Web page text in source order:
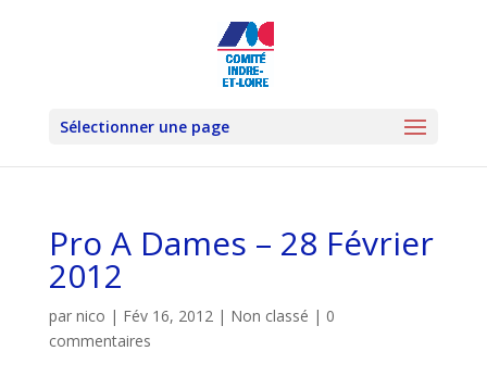
Sélectionner une page
Pro A Dames – 28 Février
2012
par nico | Fév 16, 2012| Non classé | 0
commentaires